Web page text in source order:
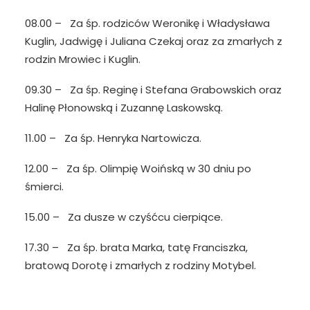
08.00 – Za śp. rodziców Weronikę i Władysława
Kuglin, Jadwigę i Juliana Czekaj oraz za zmarłych z
rodzin Mrowiec i Kuglin.
09.30 – Za śp. Reginę i Stefana Grabowskich oraz
Halinę Płonowską i Zuzannę Laskowską.
11.00 – Za śp. Henryka Nartowicza.
12.00 – Za śp. Olimpię Woińską w 30 dniu po
śmierci.
15.00 – Za dusze w czyśćcu cierpiące.
17.30 – Za śp. brata Marka, tatę Franciszka,
bratową Dorotę i zmarłych z rodziny Motybel.